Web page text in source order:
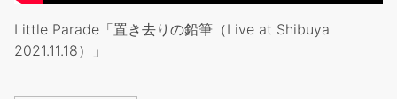
Little Parade「置き去りの鉛筆（Live at Shibuya
2021.11.18）」